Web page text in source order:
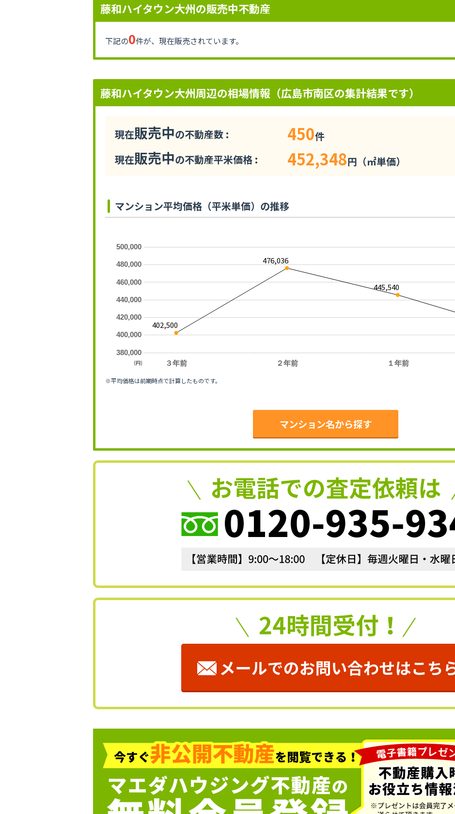
藤和ハイタウン大州の販売中不動産
下記の0件が、現在販売されています。
藤和ハイタウン大州周辺の相場情報（広島市南区の集計結果です）
現在販売中の不動産数 : 450件
現在販売中の不動産平米価格 : 452,348円（㎡単価）
マンション平均価格（平米単価）の推移
３年前 ２年前 １年前
380,000
400,000
420,000
440,000
460,000
480,000
500,000
402,500
476,036
445,540
(円)
※平均価格は前期時点で計算したものです。
マンション名から探す